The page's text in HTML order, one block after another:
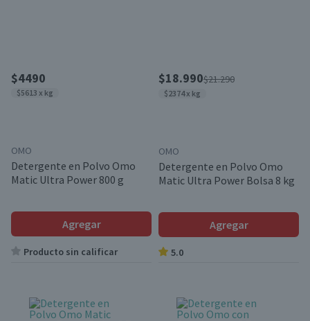
$4490
$5613 x kg
OMO
Detergente en Polvo Omo
Matic Ultra Power 800 g
Agregar
Producto sin calificar
$18.990$21.290
$2374 x kg
OMO
Detergente en Polvo Omo
Matic Ultra Power Bolsa 8 kg
Agregar
5.0